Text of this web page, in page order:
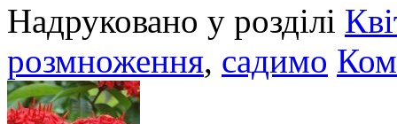
Надруковано у розділі
розмноження, садимо